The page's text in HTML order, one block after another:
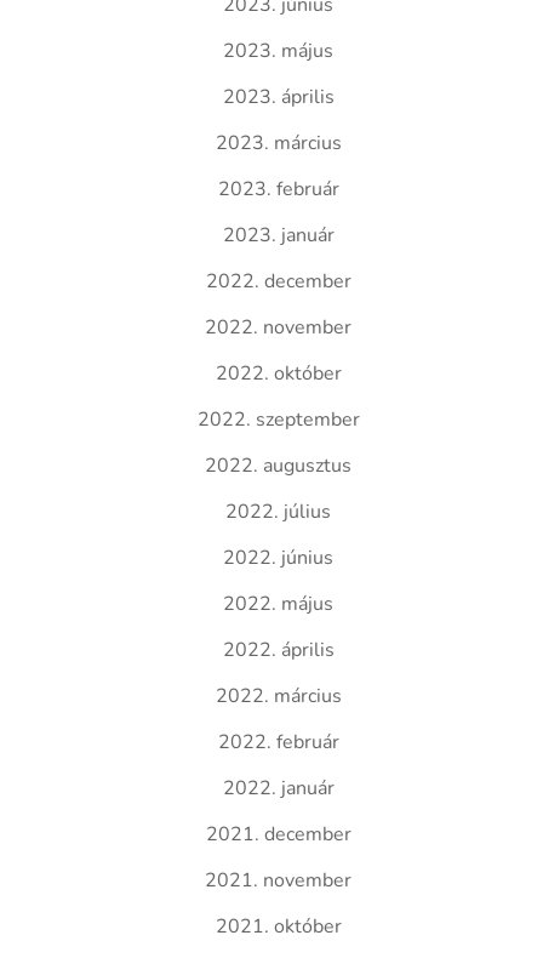
2023. május
2023. április
2023. március
2023. február
2023. január
2022. december
2022. november
2022. október
2022. szeptember
2022. augusztus
2022. július
2022. június
2022. május
2022. április
2022. március
2022. február
2022. január
2021. december
2021. november
2021. október